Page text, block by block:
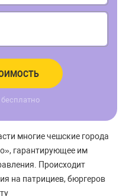
многие чешские города
гарантирующее им
Происходит
на патрициев, бюргеров